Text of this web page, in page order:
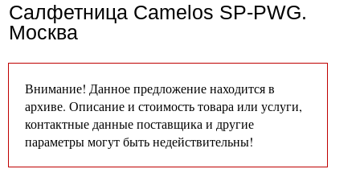
Салфетница Camelos SP-PWG.
Москва
Внимание! Данное предложение находится в
архиве. Описание и стоимость товара или услуги,
контактные данные поставщика и другие
параметры могут быть недействительны!